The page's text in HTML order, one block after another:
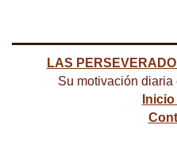
LAS
Su motivación diaria
Inicio